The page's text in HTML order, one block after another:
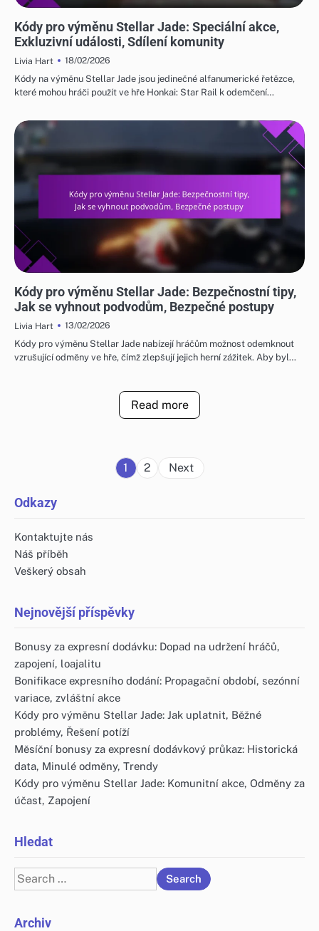
Kódy pro výměnu Stellar Jade: Speciální akce,
Exkluzivní události, Sdílení komunity
Livia Hart
18/02/2026
Kódy na výměnu Stellar Jade jsou jedinečné alfanumerické řetězce,
které mohou hráči použít ve hře Honkai: Star Rail k odemčení…
Kódy pro výměnu Stellar Jade: Bezpečnostní tipy,
Jak se vyhnout podvodům, Bezpečné postupy
Livia Hart
13/02/2026
Kódy pro výměnu Stellar Jade nabízejí hráčům možnost odemknout
vzrušující odměny ve hře, čímž zlepšují jejich herní zážitek. Aby byl…
Read more
Posts
1 2 Next
Odkazy
Kontaktujte nás
Náš příběh
Veškerý obsah
Nejnovější příspěvky
Bonusy za expresní dodávku: Dopad na udržení hráčů,
zapojení, loajalitu
Bonifikace expresního dodání: Propagační období, sezónní
variace, zvláštní akce
Kódy pro výměnu Stellar Jade: Jak uplatnit, Běžné
problémy, Řešení potíží
Měsíční bonusy za expresní dodávkový průkaz: Historická
data, Minulé odměny, Trendy
Kódy pro výměnu Stellar Jade: Komunitní akce, Odměny za
účast, Zapojení
Hledat
Search
for:
Archiv